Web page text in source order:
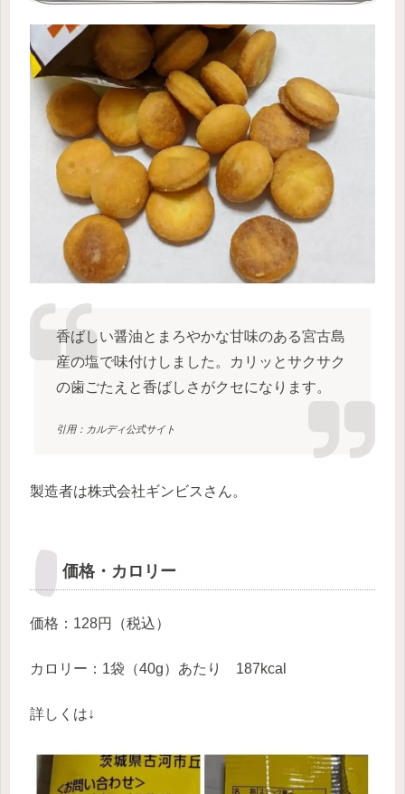
香ばしい醤油とまろやかな甘味のある宮古島
産の塩で味付けしました。カリッとサクサク
の歯ごたえと香ばしさがクセになります。
引用：カルディ公式サイト
製造者は株式会社ギンビスさん。
価格・カロリー
価格：128円（税込）
カロリー：1袋（40g）あたり 187kcal
詳しくは↓